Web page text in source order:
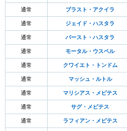
通常 ブラスト・アクイラ
通常 ジェイド・ハスタラ
通常 バースト・ハスタラ
通常 モータル・ウスペル
通常 クワイエト・トンドム
通常 マッシュ・ルトル
通常 マリシアス・メピテス
通常 サグ・メピテス
通常 ラフィアン・メピテス